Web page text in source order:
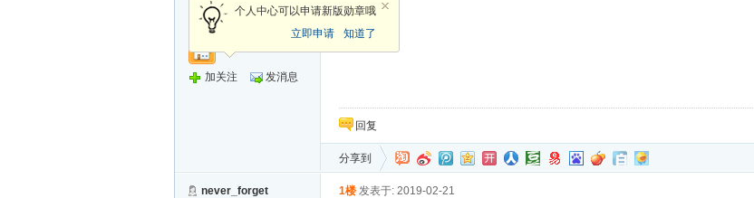
侠客
个人中心可以申请新版勋章哦
立即申请
知道了
加关注 发消息
回复
分享到
never_forget 1楼 发表于: 2019-02-21